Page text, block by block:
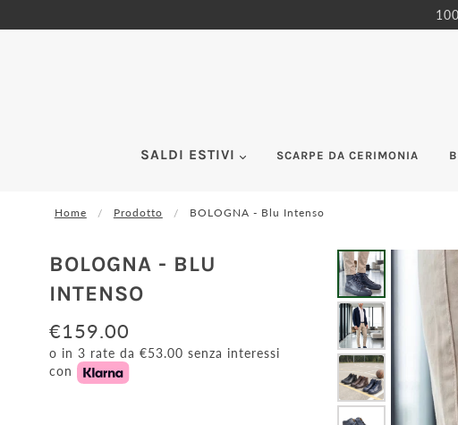
SALDI ESTIVI SCARPE DA CERIMONIA
Home Prodotto BOLOGNA - Blu Intenso
BOLOGNA - BLU
INTENSO
€159.00
o in 3 rate da €53.00 senza interessi
con